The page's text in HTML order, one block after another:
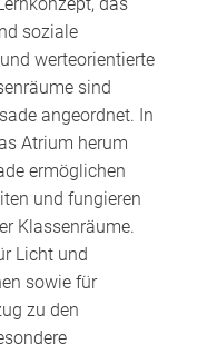
soziale
werteorientierte
sind
angeordnet. In
Atrium herum
ermöglichen
und fungieren
Klassenräume.
Licht und
sowie für
zu den